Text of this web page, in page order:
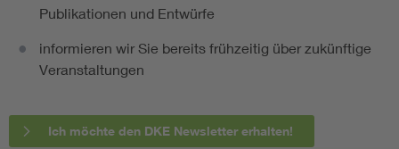
Publikationen und Entwürfe
informieren wir Sie bereits frühzeitig über zukünftige
Veranstaltungen
Ich möchte den DKE Newsletter erhalten!